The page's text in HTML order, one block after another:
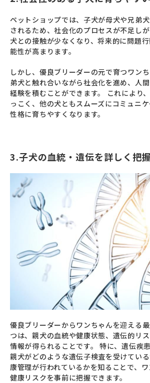
ペットショップでは、子犬が母犬や兄弟
されるため、社会化のプロセスが不足し
犬との接触が少なくなり、将来的に問題
能性が高まります。
しかし、優良ブリーダーの元で育つワン
弟犬と触れ合いながら社会化を進め、人
経験を積むことができます。 これにより
っこく、他の犬ともスムーズにコミュニ
性格に育ちやすくなります。
3.子犬の血統・遺伝を詳しく把
優良ブリーダーからワンちゃんを迎える
つは、親犬の血統や健康状態、遺伝的リ
情報が得られることです。 特に、遺伝疾
親犬がどのような遺伝子検査を受けてい
康管理が行われているかを知ることで、
健康リスクを事前に把握できます。